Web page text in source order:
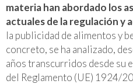
materia han abordado los
actuales de la regulación y
la publicidad de alimentos y
concreto, se ha analizado,
años transcurridos desde su
del Reglamento (UE) 1924/